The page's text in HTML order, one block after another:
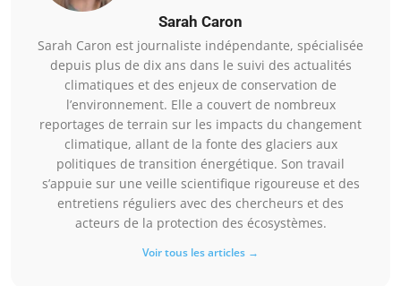
Sarah Caron
Sarah Caron est journaliste indépendante, spécialisée
depuis plus de dix ans dans le suivi des actualités
climatiques et des enjeux de conservation de
l’environnement. Elle a couvert de nombreux
reportages de terrain sur les impacts du changement
climatique, allant de la fonte des glaciers aux
politiques de transition énergétique. Son travail
s’appuie sur une veille scientifique rigoureuse et des
entretiens réguliers avec des chercheurs et des
acteurs de la protection des écosystèmes.
Voir tous les articles →